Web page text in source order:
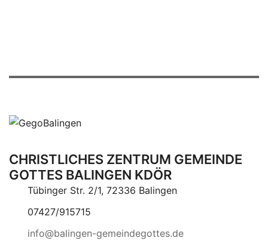
CHRISTLICHES ZENTRUM GEMEINDE
GOTTES BALINGEN KDÖR
Tübinger Str. 2/1, 72336 Balingen
07427/915715
info@balingen-gemeindegottes.de